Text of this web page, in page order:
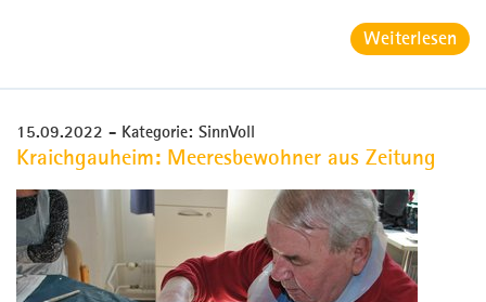
Weiterlesen
15.09.2022 - Kategorie: SinnVoll
Kraichgauheim: Meeresbewohner aus Zeitung